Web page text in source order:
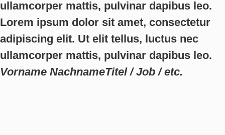
ullamcorper mattis, pulvinar dapibus leo.
Lorem ipsum dolor sit amet, consectetur
adipiscing elit. Ut elit tellus, luctus nec
ullamcorper mattis, pulvinar dapibus leo.
Vorname NachnameTitel / Job / etc.